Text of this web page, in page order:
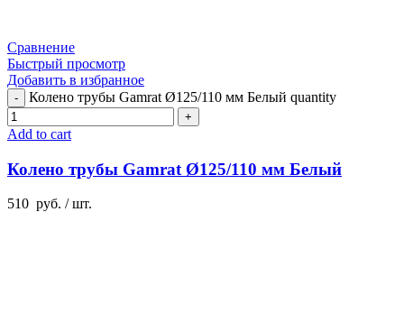
Сравнение
Быстрый просмотр
Добавить в избранное
Колено трубы Gamrat Ø125/110 мм Белый quantity
Add to cart
Колено трубы Gamrat Ø125/110 мм Белый
510 руб. / шт.